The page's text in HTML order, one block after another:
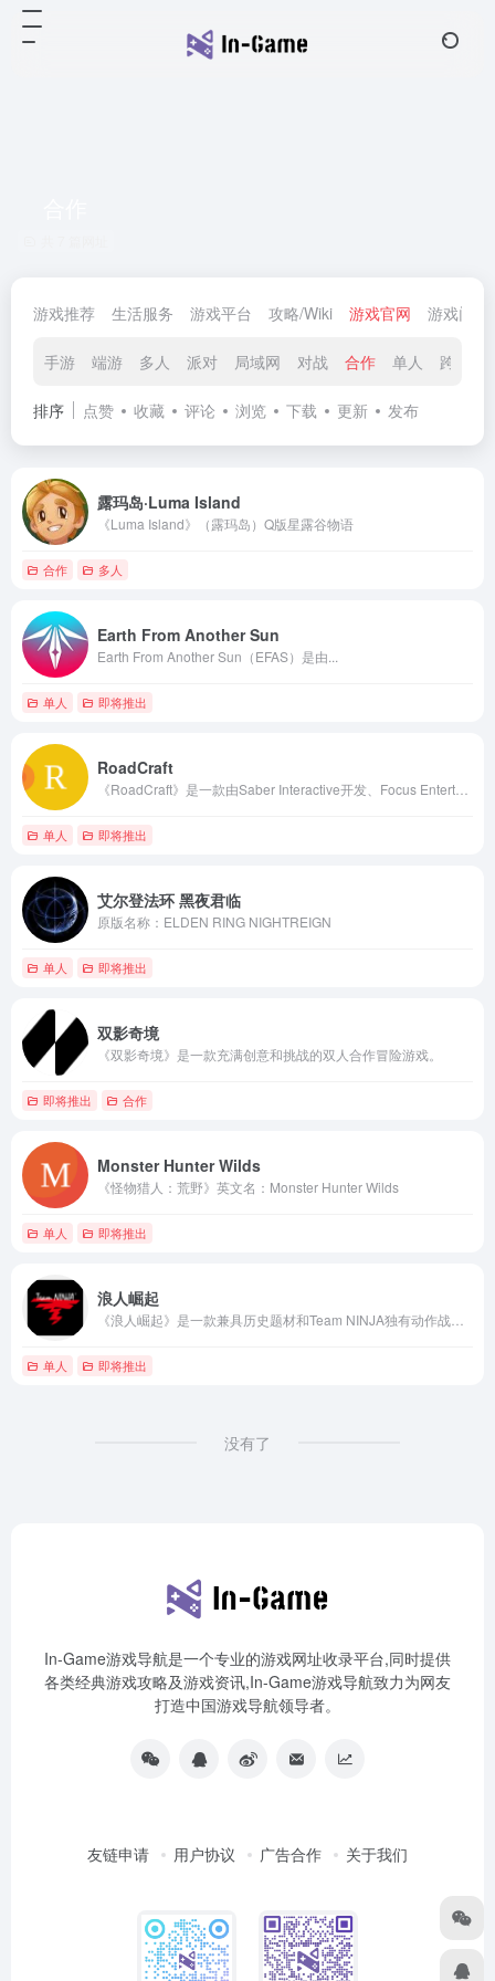
游戏推荐 生活服务 游戏平台 攻略/Wiki 游戏官网 游戏门户
手游 端游 多人 派对 局域网 对战 合作 单人 跨平台
排序 点赞 收藏 评论 浏览 下载 更新 发布
露玛岛·Luma Island
《Luma Island》（露玛岛）Q版星露谷物语
合作 多人
Earth From Another Sun
Earth From Another Sun（EFAS）是由...
单人 即将推出
RoadCraft
单人 即将推出
艾尔登法环 黑夜君临
原版名称：ELDEN RING NIGHTREIGN
单人 即将推出
双影奇境
《双影奇境》是一款充满创意和挑战的双人合作冒险游戏。
即将推出 合作
Monster Hunter Wilds
《怪物猎人：荒野》英文名：Monster Hunter Wilds
单人 即将推出
浪人崛起
单人 即将推出
没有了
In-Game游戏导航是一个专业的游戏网址收录平台,同时提供
各类经典游戏攻略及游戏资讯,In-Game游戏导航致力为网友
打造中国游戏导航领导者。
友链申请 用户协议 广告合作 关于我们